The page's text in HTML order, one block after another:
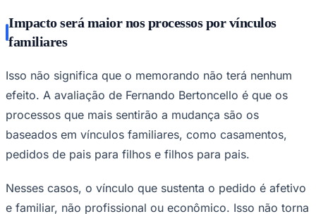
Impacto será maior nos processos por vínculos
familiares
Isso não significa que o memorando não terá nenhum
efeito. A avaliação de Fernando Bertoncello é que os
processos que mais sentirão a mudança são os
baseados em vínculos familiares, como casamentos,
pedidos de pais para filhos e filhos para pais.
Nesses casos, o vínculo que sustenta o pedido é afetivo
e familiar, não profissional ou econômico. Isso não torna